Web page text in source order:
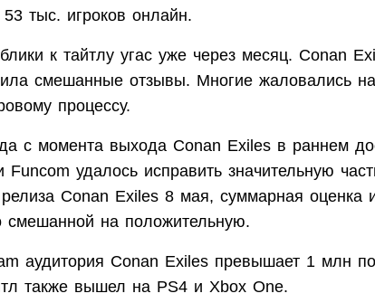
53 тыс. игроков онлайн.
к тайтлу угас уже через месяц. Conan
смешанные отзывы. Многие жаловались
процессу.
с момента выхода Conan Exiles в раннем
Funcom удалось исправить значительную
Conan Exiles 8 мая, суммарная оценка
смешанной на положительную.
аудитория Conan Exiles превышает 1 млн
также вышел на PS4 и Xbox One.